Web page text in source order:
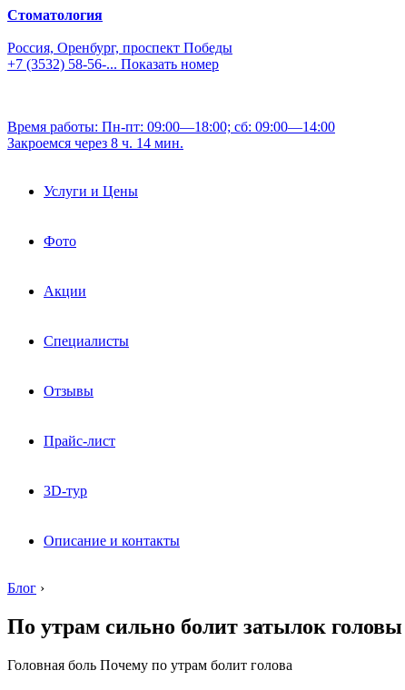
Стоматология
Россия, Оренбург, проспект Победы
+7 (3532) 58-56-... Показать номер
Время работы: Пн-пт: 09:00—18:00; сб: 09:00—14:00
Закроемся через 8 ч. 14 мин.
Услуги и Цены
Фото
Акции
Специалисты
Отзывы
Прайс-лист
3D-тур
Описание и контакты
Блог ›
По утрам сильно болит затылок головы
Головная боль Почему по утрам болит голова